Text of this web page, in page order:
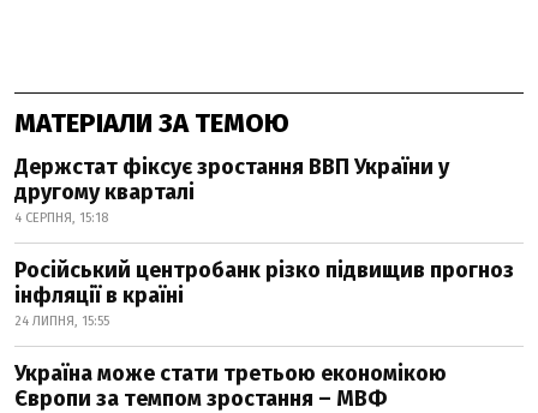
МАТЕРІАЛИ ЗА ТЕМОЮ
Держстат фіксує зростання ВВП України у
другому кварталі
4 СЕРПНЯ, 15:18
Російський центробанк різко підвищив прогноз
інфляції в країні
24 ЛИПНЯ, 15:55
Україна може стати третьою економікою
Європи за темпом зростання – МВФ